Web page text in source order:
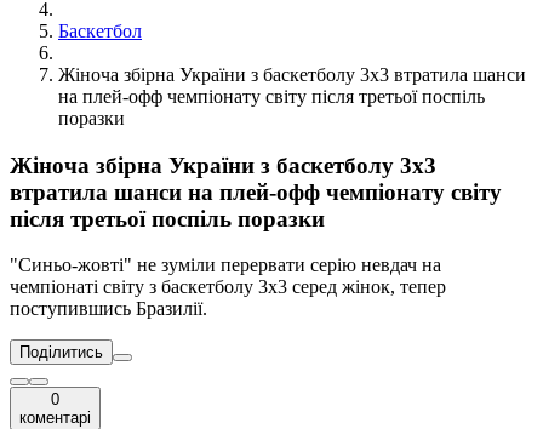
Баскетбол
Жіноча збірна України з баскетболу 3х3 втратила шанси
на плей-офф чемпіонату світу після третьої поспіль
поразки
Жіноча збірна України з баскетболу 3х3
втратила шанси на плей-офф чемпіонату світу
після третьої поспіль поразки
"Синьо-жовті" не зуміли перервати серію невдач на
чемпіонаті світу з баскетболу 3х3 серед жінок, тепер
поступившись Бразилії.
Поділитись
0
коментарі